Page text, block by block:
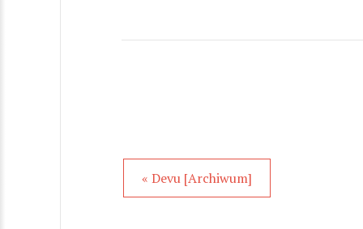
« Devu [Archiwum]